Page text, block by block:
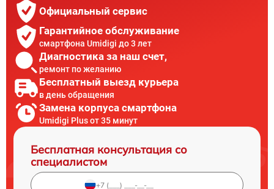
Официальный сервис
Гарантийное обслуживание
смартфона Umidigi до 3 лет
Диагностика за наш счет,
ремонт по желанию
Бесплатный выезд курьера
в день обращения
Замена корпуса смартфона
Umidigi Plus от 35 минут
Бесплатная консультация со
специалистом